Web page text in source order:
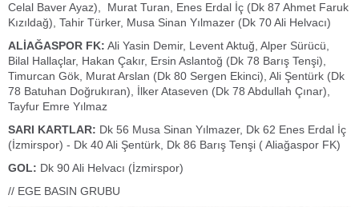
Celal Baver Ayaz), Murat Turan, Enes Erdal İç (Dk 87 Ahmet Faruk
Kızıldağ), Tahir Türker, Musa Sinan Yılmazer (Dk 70 Ali Helvacı)
ALİAĞASPOR FK: Ali Yasin Demir, Levent Aktuğ, Alper Sürücü,
Bilal Hallaçlar, Hakan Çakır, Ersin Aslantoğ (Dk 78 Barış Tenşi),
Timurcan Gök, Murat Arslan (Dk 80 Sergen Ekinci), Ali Şentürk (Dk
78 Batuhan Doğrukıran), İlker Ataseven (Dk 78 Abdullah Çınar),
Tayfur Emre Yılmaz
SARI KARTLAR: Dk 56 Musa Sinan Yılmazer, Dk 62 Enes Erdal İç
(İzmirspor) - Dk 40 Ali Şentürk, Dk 86 Barış Tenşi ( Aliağaspor FK)
GOL: Dk 90 Ali Helvacı (İzmirspor)
// EGE BASIN GRUBU